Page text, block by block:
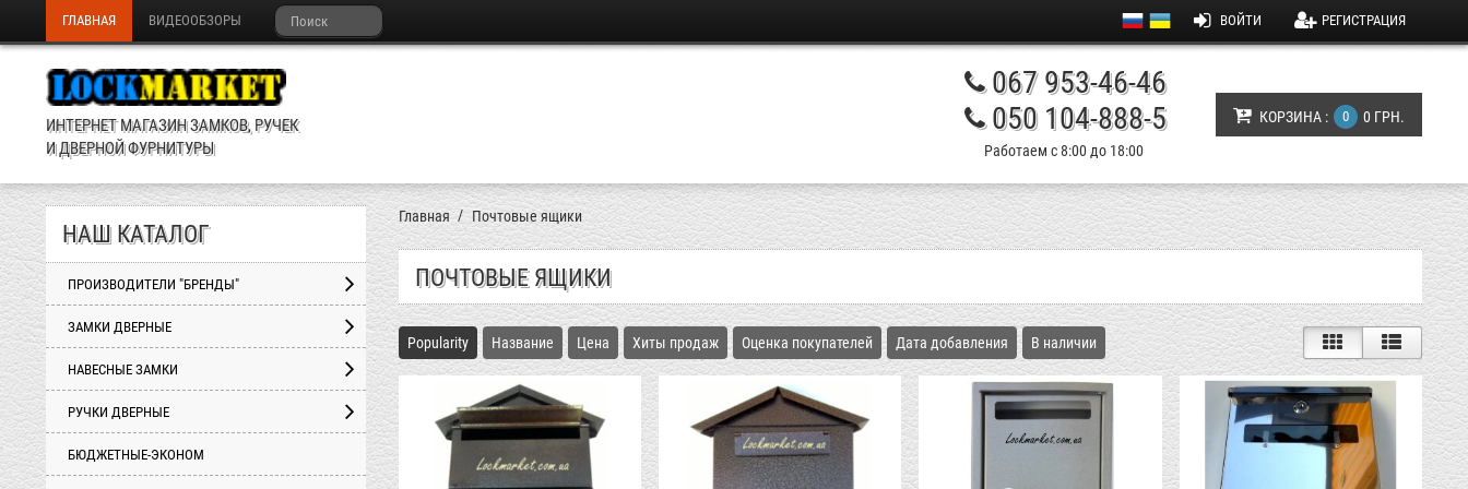
ИНТЕРНЕТ МАГАЗИН ЗАМКОВ, РУЧЕК
И ДВЕРНОЙ ФУРНИТУРЫ
067 953-46-46
050 104-888-5
Работаем с 8:00 до 18:00
КОРЗИНА : 0 0 ГРН.
НАШ КАТАЛОГ
ПРОИЗВОДИТЕЛИ "БРЕНДЫ"
ЗАМКИ ДВЕРНЫЕ
НАВЕСНЫЕ ЗАМКИ
РУЧКИ ДВЕРНЫЕ
БЮДЖЕТНЫЕ-ЭКОНОМ
Главная Почтовые ящики
ПОЧТОВЫЕ ЯЩИКИ
Popularity Название Цена Хиты продаж Оценка покупателей Дата добавления В наличии
ГЛАВНАЯ ВИДЕООБЗОРЫ ВОЙТИ РЕГИСТРАЦИЯ